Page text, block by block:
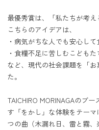
最優秀賞は、「私たちが考え
こちらのアイデアは、
・病気がちな人でも安心し
・食糧不足に苦しむこども
など、現代の社会課題を「
た。
TAICHIRO MORINAGAのブ
す「をかし」な体験をテー
つの曲（木漏れ日、雷と霧